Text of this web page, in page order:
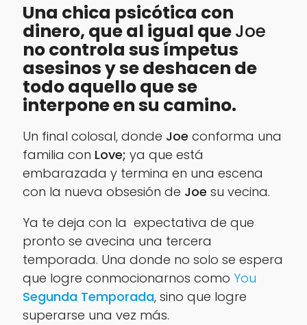
Una chica psicótica con
dinero, que al igual queJoe
no controla sus ímpetus
asesinos y se deshacen de
todo aquello que se
interpone en su camino.
Un final colosal, donde Joe conforma una
familia con Love; ya que está
embarazada y termina en una escena
con la nueva obsesión de Joe su vecina.
Ya te deja con la expectativa de que
pronto se avecina una tercera
temporada. Una donde no solo se espera
que logre conmocionarnos como You
Segunda Temporada, sino que logre
superarse una vez más.